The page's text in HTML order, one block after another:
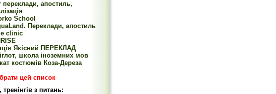
переклади, апостиль,
School
Переклади, апостиль
clinic
Якісний ПЕРЕКЛАД
школа іноземних мов
костюмів Коза-Дереза
цей список
з питань: